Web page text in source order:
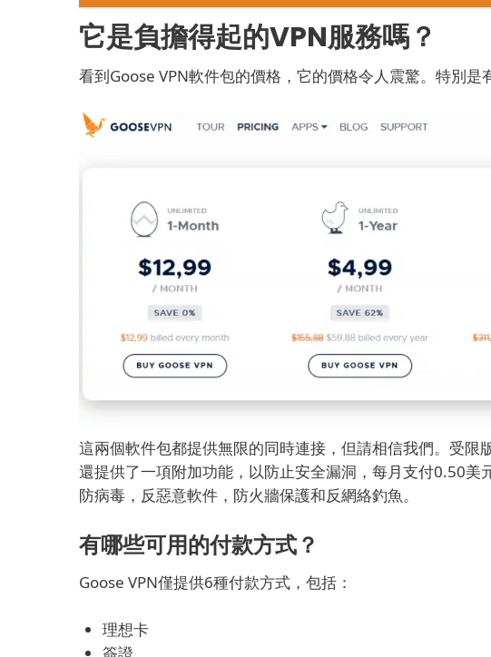
它是負擔得起的VPN服務嗎？
看到Goose VPN軟件包的價格，它的價格令人震驚。 特別是
這兩個軟件包都提供無限的同時連接，但請相信我們。 受限
還提供了一項附加功能，以防止安全漏洞，每月支付0.50美
防病毒，反惡意軟件，防火牆保護和反網絡釣魚。
有哪些可用的付款方式？
Goose VPN僅提供6種付款方式，包括：
理想卡